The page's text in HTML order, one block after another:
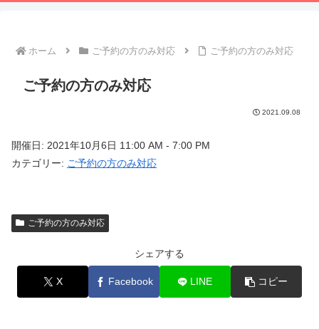
ホーム ご予約の方のみ対応 ご予約の方のみ対応
ご予約の方のみ対応
2021.09.08
開催日: 2021年10月6日 11:00 AM - 7:00 PM
カテゴリー: ご予約の方のみ対応
ご予約の方のみ対応
シェアする
X Facebook LINE コピー